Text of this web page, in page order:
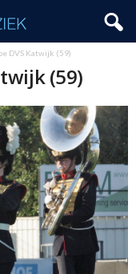
DVS Katwijk (59)
(59)